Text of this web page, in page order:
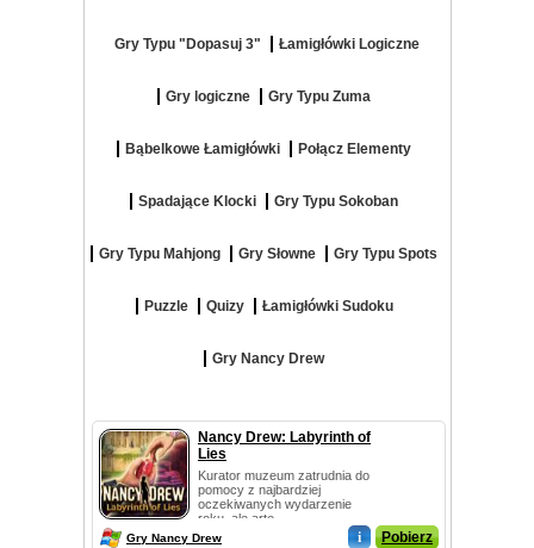
Gry Typu "Dopasuj 3" Łamigłówki Logiczne
Gry logiczne Gry Typu Zuma
Bąbelkowe Łamigłówki Połącz Elementy
Spadające Klocki Gry Typu Sokoban
Gry Typu Mahjong Gry Słowne Gry Typu Spots
Puzzle Quizy Łamigłówki Sudoku
Gry Nancy Drew
Nancy Drew: Labyrinth of
Lies
Kurator muzeum zatrudnia do
pomocy z najbardziej
oczekiwanych wydarzenie
roku, ale arte...
Gry Nancy Drew i Pobierz